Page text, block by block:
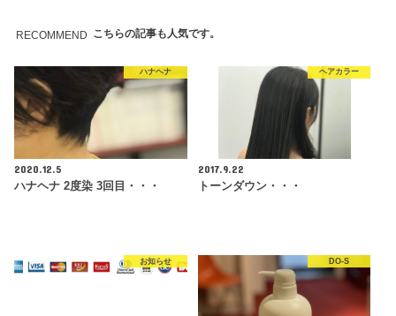
RECOMMEND こちらの記事も人気です。
ハナヘナ
2020.12.5
ハナヘナ 2度染 3回目・・・
ヘアカラー
2017.9.22
トーンダウン・・・
お知らせ DO-S